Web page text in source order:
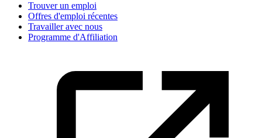
Trouver un emploi
Offres d'emploi récentes
Travailler avec nous
Programme d'Affiliation